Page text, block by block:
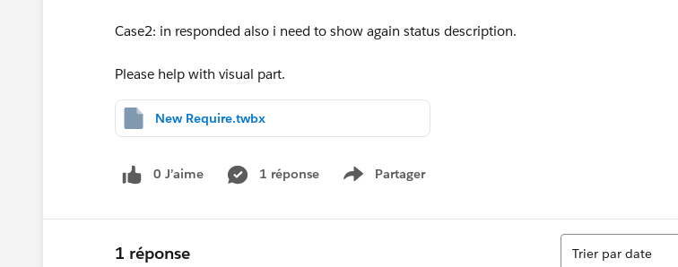
Case2: in responded also i need to show again status description.
Please help with visual part.
New Require.twbx
0 J’aime 1 réponse Partager
Show menu
1 réponse
Tri
Trier par date